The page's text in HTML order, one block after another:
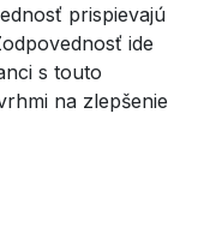
prispievajú
ide
s touto
na zlepšenie